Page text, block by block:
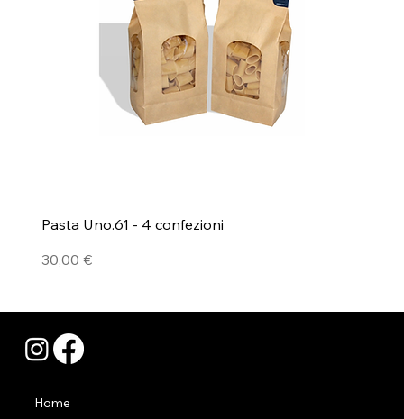
Pasta Uno.61 - 4 confezioni
Prezzo
30,00 €
Home